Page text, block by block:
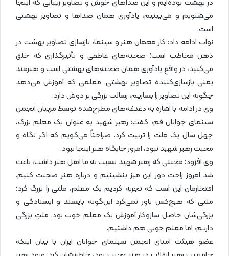
در بهشت بوده‌ایم و این صداهای خوش و تصاویر زیبایی که اینجا
می‌شنویم و می‌بینیم، یادآوری همان صداها و تصاویر بهشتی
است.
نواب ادامه داد: کار معمان هنر و سینما، بازسازی تصاویر بهشت در
ذهن مخاطب است؛ صحنه‌های عاطفی و تأثیرگذاری که خلق
می‌کنید، در واقع یادآوری همان صحنه‌های بهشتی است و هنرمند
یعنی بازسازی‌کننده تصاویر بهشتی. معلمی که آموزش می‌دهد
چگونه این تصاویر را بسازیم، رسالت بزرگی بر دوش دارد.
وی در ادامه با اشاره به دغدغه‌های مطرح‌شده توسط مربیان انجمن
سینمای جوانان قم، گفت: رهبر شهید به عنوان یک معلم بزرگ،
چهل سال یک ملت را تربیت کرد. صراحتاً می‌گویم که اگر نگاه و
محبت رهبر شهید نبود، امروز جایگاه هنر اینجا نبود.
وی افزود: محبتی که رهبر شهید نسبت به ما اهل هنر داشت، باعث
شد امروز راحت دور این میز بنشینیم و درباره هنر صحبت کنیم.
افتخارمان این است که تجربه کردیم یک معلم، ملتی را بزرگ کرد؛
ملتی که هیچ‌کس باور نمی‌کرد این‌گونه بایستد و ایستادگی و
بزرگی‌شان حاصل سازوکار آموزش یک معلم خوب بود. ملتِ بزرگی
داریم، اما معلم خوبی هم داشتیم.
عضو هیئت امنای انجمن سینمای جوانان ایران با بیان اینکه